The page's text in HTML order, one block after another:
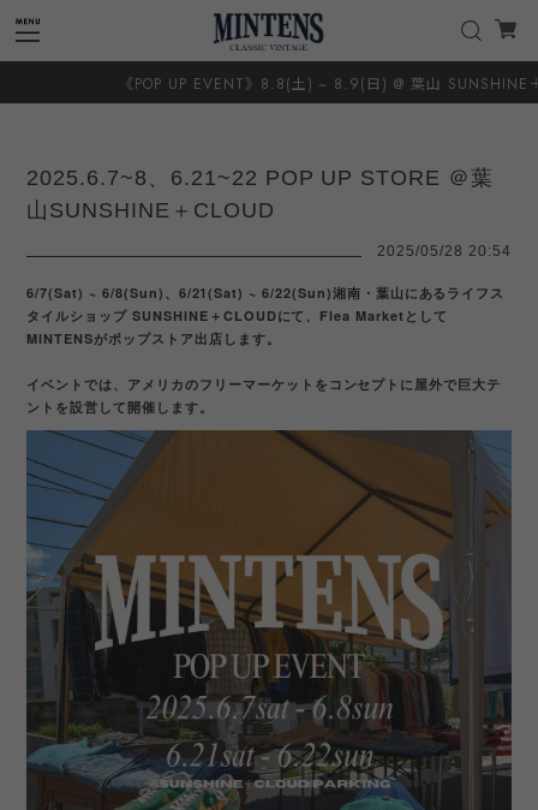
POP UP EVENT》8.8(土) ~ 8.9(日) @ 葉山 SUNSHINE＋CLOUD 8.20(
2025.6.7~8、6.21~22 POP UP STORE ＠葉
山SUNSHINE＋CLOUD
2025/05/28 20:54
6/7(Sat) ~ 6/8(Sun)、6/21(Sat) ~ 6/22(Sun)湘南・葉山にあるライフス
タイルショップ SUNSHINE＋CLOUDにて、Flea Marketとして
MINTENSがポップストア出店します。
イベントでは、アメリカのフリーマーケットをコンセプトに屋外で巨大テ
ントを設営して開催します。